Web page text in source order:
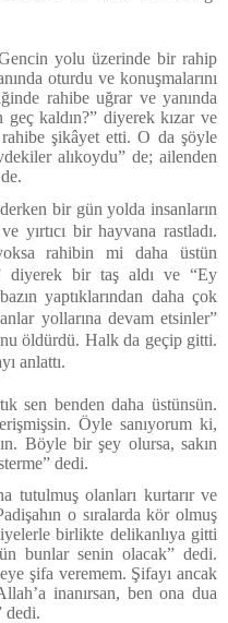
yolu üzerinde bir rahip
oturdu ve konuşmalarını
rahibe uğrar ve yanında
kaldın?” diyerek kızar ve
şikâyet etti. O da şöyle
alıkoydu” de; ailenden
bir gün yolda insanların
yırtıcı bir hayvana rastladı.
rahibin mi daha üstün
diyerek bir taş aldı ve “Ey
yaptıklarından daha çok
yollarına devam etsinler”
öldürdü. Halk da geçip gitti.
anlattı.
sen benden daha üstünsün.
Öyle sanıyorum ki,
Böyle bir şey olursa, sakın
dedi.
tutulmuş olanları kurtarır ve
o sıralarda kör olmuş
birlikte delikanlıya gitti
bunlar senin olacak” dedi.
şifa veremem. Şifayı ancak
inanırsan, ben ona dua
dedi.